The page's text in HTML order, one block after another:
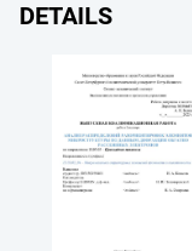
DETAILS